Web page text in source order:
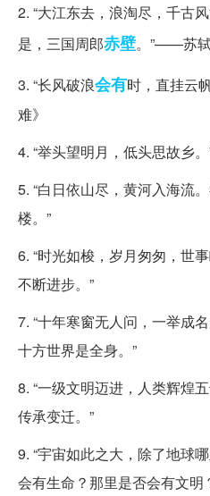
2. “大江东去，浪淘尽，千古
是，三国周郎赤壁。”——苏轼
3. “长风破浪会有时，直挂云
难》
4. “举头望明月，低头思故乡
5. “白日依山尽，黄河入海流
楼。”
6. “时光如梭，岁月匆匆，世
不断进步。”
7. “十年寒窗无人问，一举成
十方世界是全身。”
8. “一级文明迈进，人类辉煌
传承变迁。”
9. “宇宙如此之大，除了地球
会有生命？那里是否会有文明